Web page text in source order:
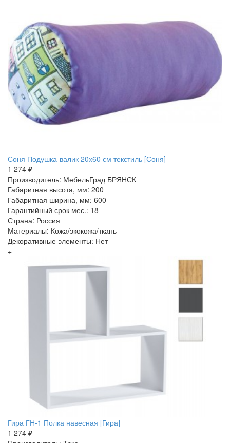
Соня Подушка-валик 20х60 см текстиль [Соня]
1 274 ₽
Производитель: МебельГрад БРЯНСК
Габаритная высота, мм: 200
Габаритная ширина, мм: 600
Гарантийный срок мес.: 18
Страна: Россия
Материалы: Кожа/экокожа/ткань
Декоративные элементы: Нет
+
Гира ГН-1 Полка навесная [Гира]
1 274 ₽